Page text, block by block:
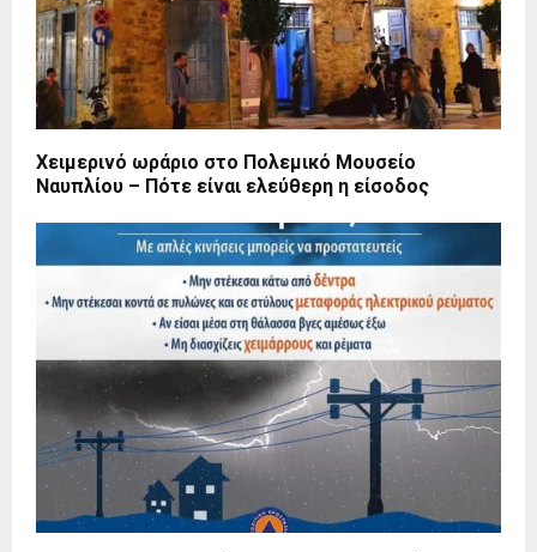
Χειμερινό ωράριο στο Πολεμικό Μουσείο
Ναυπλίου – Πότε είναι ελεύθερη η είσοδος